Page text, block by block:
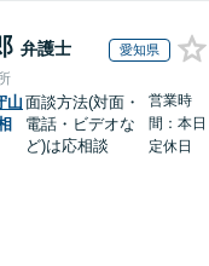
弁護士 愛知県
山面談方法(対面・
電話・ビデオな
ど)は応相談
営業時
間：本日
定休日